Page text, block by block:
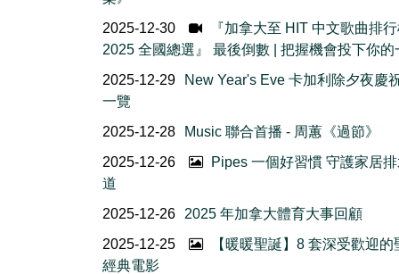
2025-12-30
『加拿大至 HIT 中文歌曲排
2025 全國總選』 最後倒數 | 把握機會投下你的
2025-12-29
New Year's Eve 卡加利除夕夜慶
一覽
2025-12-28
Music 聯合首播 - 周蕙《過節》
2025-12-26
Pipes 一個好習慣 守護家居
道
2025-12-26
2025 年加拿大體育大事回顧
2025-12-25
【暖暖聖誕】8 套深受歡迎的
經典電影